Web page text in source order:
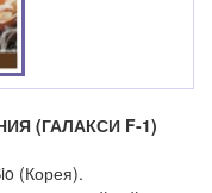
(ГАЛАКСИ F-1)
(Корея).